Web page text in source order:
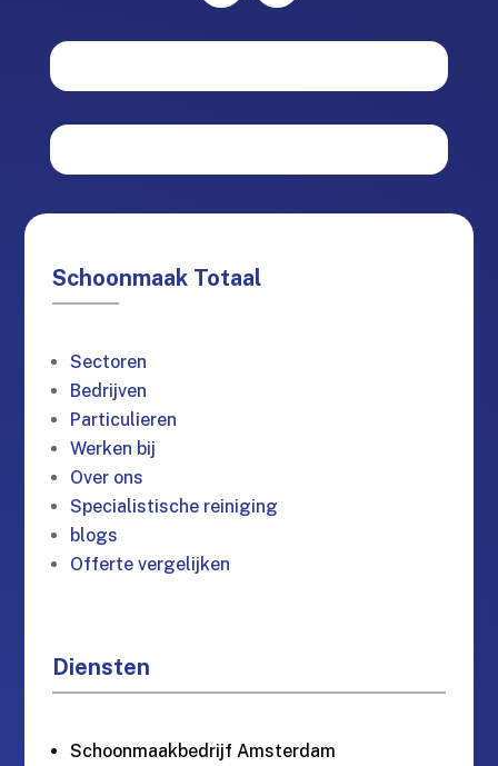
Schoonmaak Totaal
Sectoren
Bedrijven
Particulieren
Werken bij
Over ons
Specialistische reiniging
blogs
Offerte vergelijken
Diensten
Schoonmaakbedrijf Amsterdam